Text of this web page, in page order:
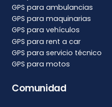
GPS para ambulancias
GPS para maquinarias
GPS para vehículos
GPS para rent a car
GPS para servicio técnico
GPS para motos
Comunidad